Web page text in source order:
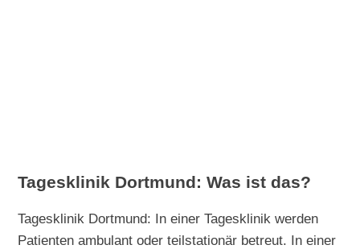
Tagesklinik Dortmund: Was ist das?
Tagesklinik Dortmund: In einer Tagesklinik werden
Patienten ambulant oder teilstationär betreut. In einer